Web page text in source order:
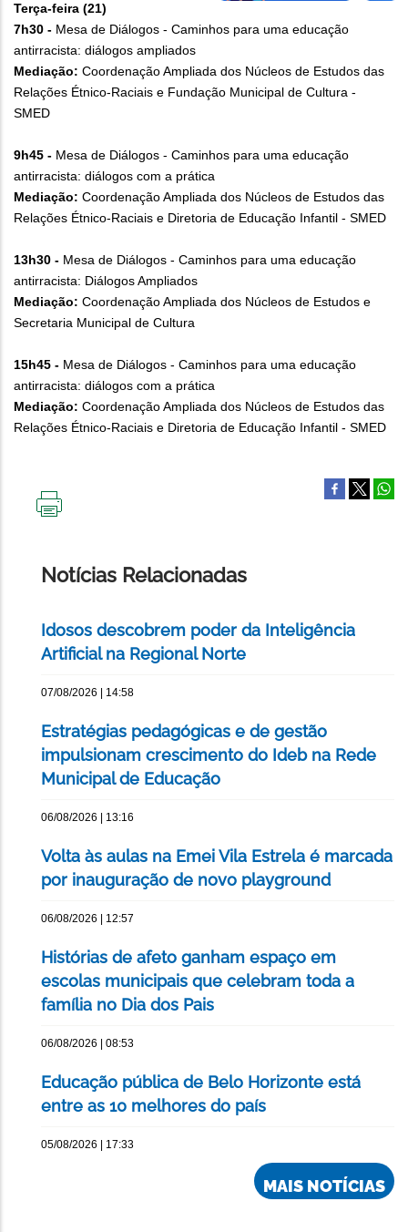
Terça-feira (21)
7h30 - Mesa de Diálogos - Caminhos para uma educação
antirracista: diálogos ampliados
Mediação: Coordenação Ampliada dos Núcleos de Estudos das
Relações Étnico-Raciais e Fundação Municipal de Cultura -
SMED
9h45 - Mesa de Diálogos - Caminhos para uma educação
antirracista: diálogos com a prática
Mediação: Coordenação Ampliada dos Núcleos de Estudos das
Relações Étnico-Raciais e Diretoria de Educação Infantil - SMED
13h30 - Mesa de Diálogos - Caminhos para uma educação
antirracista: Diálogos Ampliados
Mediação: Coordenação Ampliada dos Núcleos de Estudos e
Secretaria Municipal de Cultura
15h45 - Mesa de Diálogos - Caminhos para uma educação
antirracista: diálogos com a prática
Mediação: Coordenação Ampliada dos Núcleos de Estudos das
Relações Étnico-Raciais e Diretoria de Educação Infantil - SMED
Notícias Relacionadas
Idosos descobrem poder da Inteligência
Artificial na Regional Norte
07/08/2026 | 14:58
Estratégias pedagógicas e de gestão
impulsionam crescimento do Ideb na Rede
Municipal de Educação
06/08/2026 | 13:16
Volta às aulas na Emei Vila Estrela é marcada
por inauguração de novo playground
06/08/2026 | 12:57
Histórias de afeto ganham espaço em
escolas municipais que celebram toda a
família no Dia dos Pais
06/08/2026 | 08:53
Educação pública de Belo Horizonte está
entre as 10 melhores do país
05/08/2026 | 17:33
MAIS NOTÍCIAS